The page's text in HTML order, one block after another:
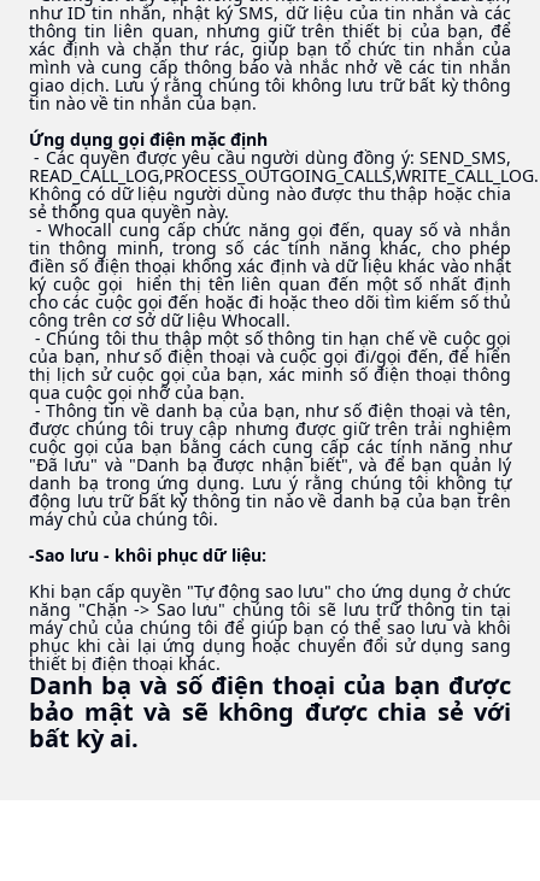
như ID tin nhắn, nhật ký SMS, dữ liệu của tin nhắn và các
thông tin liên quan, nhưng giữ trên thiết bị của bạn, để
xác định và chặn thư rác, giúp bạn tổ chức tin nhắn của
mình và cung cấp thông báo và nhắc nhở về các tin nhắn
giao dịch. Lưu ý rằng chúng tôi không lưu trữ bất kỳ thông
tin nào về tin nhắn của bạn.
Ứng dụng gọi điện mặc định
- Các quyền được yêu cầu người dùng đồng ý: SEND_SMS,
READ_CALL_LOG,PROCESS_OUTGOING_CALLS,WRITE_CALL_LOG.
Không có dữ liệu người dùng nào được thu thập hoặc chia
sẻ thông qua quyền này.
- Whocall cung cấp chức năng gọi đến, quay số và nhắn
tin thông minh, trong số các tính năng khác, cho phép
điền số điện thoại không xác định và dữ liệu khác vào nhật
ký cuộc gọi hiển thị tên liên quan đến một số nhất định
cho các cuộc gọi đến hoặc đi hoặc theo dõi tìm kiếm số thủ
công trên cơ sở dữ liệu Whocall.
- Chúng tôi thu thập một số thông tin hạn chế về cuộc gọi
của bạn, như số điện thoại và cuộc gọi đi/gọi đến, để hiển
thị lịch sử cuộc gọi của bạn, xác minh số điện thoại thông
qua cuộc gọi nhỡ của bạn.
- Thông tin về danh bạ của bạn, như số điện thoại và tên,
được chúng tôi truy cập nhưng được giữ trên trải nghiệm
cuộc gọi của bạn bằng cách cung cấp các tính năng như
"Đã lưu" và "Danh bạ được nhận biết", và để bạn quản lý
danh bạ trong ứng dụng. Lưu ý rằng chúng tôi không tự
động lưu trữ bất kỳ thông tin nào về danh bạ của bạn trên
máy chủ của chúng tôi.
-Sao lưu - khôi phục dữ liệu:
Khi bạn cấp quyền "Tự động sao lưu" cho ứng dụng ở chức
năng "Chặn -> Sao lưu" chúng tôi sẽ lưu trữ thông tin tại
máy chủ của chúng tôi để giúp bạn có thể sao lưu và khôi
phục khi cài lại ứng dụng hoặc chuyển đổi sử dụng sang
thiết bị điện thoại khác.
Danh bạ và số điện thoại của bạn được
bảo mật và sẽ không được chia sẻ với
bất kỳ ai.